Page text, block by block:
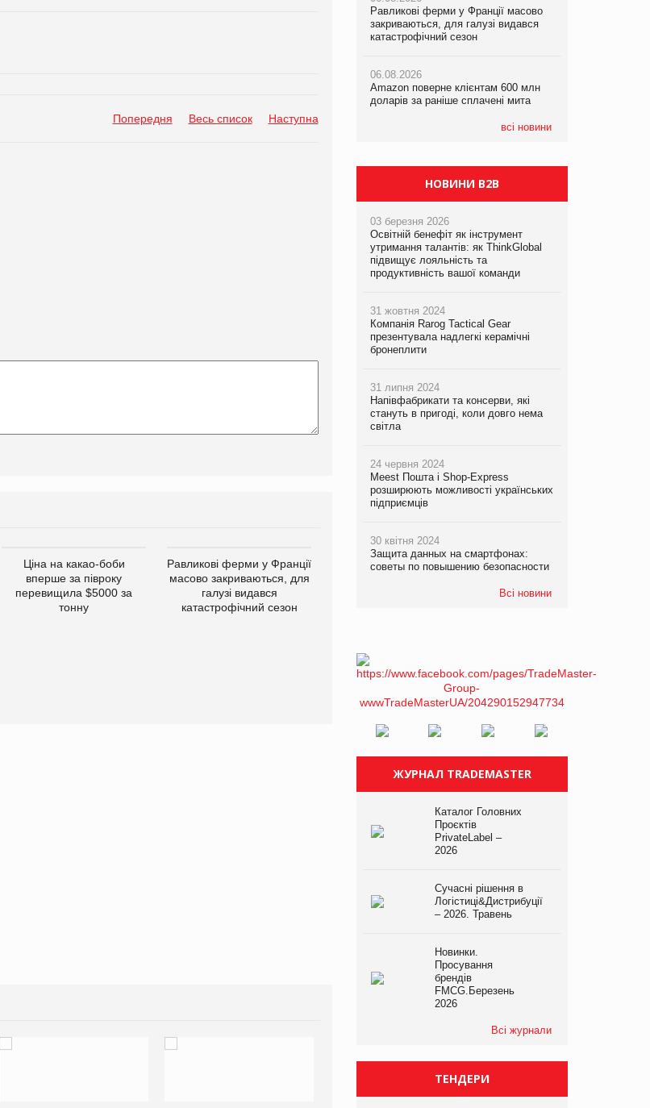
Попередня Весь список Наступна
Ціна на какао-боби
вперше за півроку
перевищила $5000 за
тонну
Равликові ферми у Франції
масово закриваються, для
галузі видався
катастрофічний сезон
Amazon поверне клієнтам
У Євросоюзі набули
щодо штучного інтелекту
Равликові ферми у Франції масово
закриваються, для галузі видався
катастрофічний сезон
06.08.2026
Amazon поверне клієнтам 600 млн
доларів за раніше сплачені мита
всі новини
05.08.2026
ТОКЕРИ
Сергій Лісунов про заморожені
Amazon поверне клієнтам 600 млн
доларів за раніше сплачені мита
У Євросоюзі набули чинності нові
правила щодо штучного інтелекту
НОВИНИ B2B
03 березня 2026
Освітній бенефіт як інструмент
утримання талантів: як ThinkGlobal
підвищує лояльність та
продуктивність вашої команди
31 жовтня 2024
Компанія Rarog Tactical Gear
презентувала надлегкі керамічні
бронеплити
31 липня 2024
Напівфабрикати та консерви, які
стануть в пригоді, коли довго нема
світла
24 червня 2024
Meest Пошта і Shop-Express
розширюють можливості українських
підприємців
30 квітня 2024
Защита данных на смартфонах:
советы по повышению безопасности
Всі новини
ЖУРНАЛ TRADEMASTER
Каталог Головних
Проєктів
PrivateLabel –
2026
Сучасні рішення в
Логістиці&Дистрибуції
– 2026. Травень
Новинки.
Просування
брендів
FMCG.Березень
2026
Всі журнали
ТЕНДЕРИ